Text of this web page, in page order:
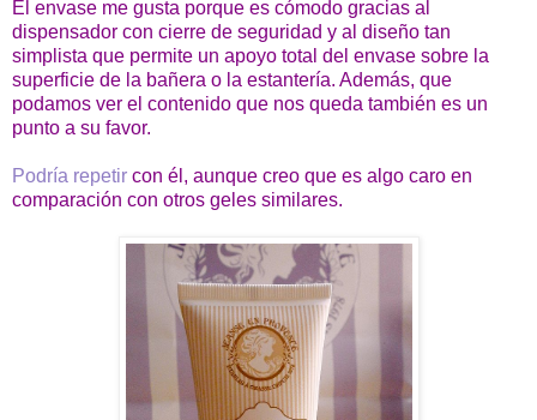
El envase me gusta porque es cómodo gracias al
dispensador con cierre de seguridad y al diseño tan
simplista que permite un apoyo total del envase sobre la
superficie de la bañera o la estantería. Además, que
podamos ver el contenido que nos queda también es un
punto a su favor.
Podría repetir con él, aunque creo que es algo caro en
comparación con otros geles similares.